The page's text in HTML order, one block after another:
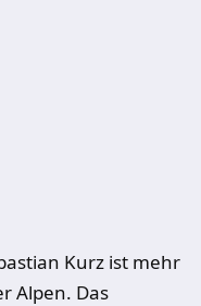
Kurz ist mehr
Alpen. Das